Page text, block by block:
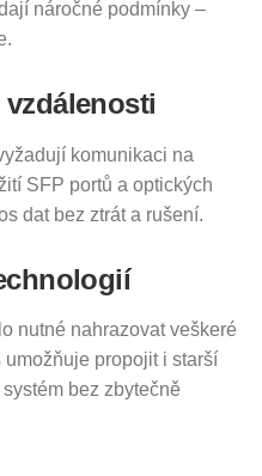
náročné podmínky –
vzdálenosti
komunikaci na
SFP portů a optických
dat bez ztrát a rušení.
nutné nahrazovat veškeré
propojit i starší
bez zbytečně